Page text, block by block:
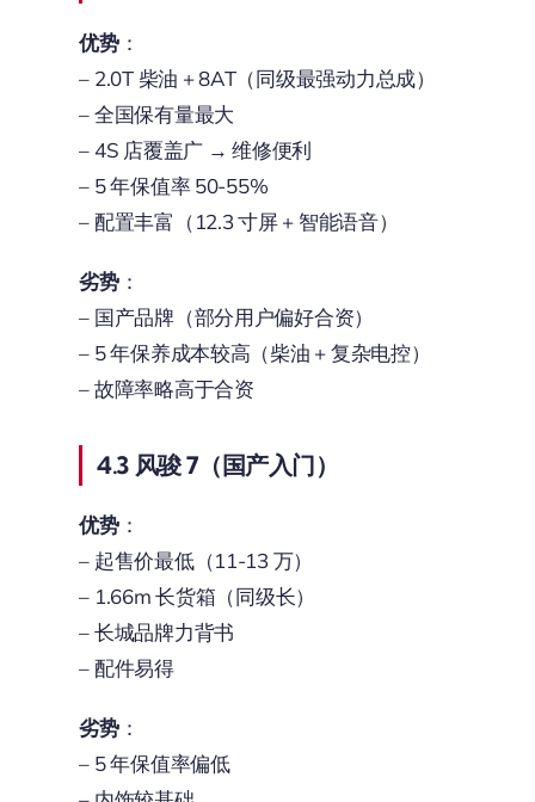
优势：
– 2.0T 柴油 + 8AT（同级最强动力总成）
– 全国保有量最大
– 4S 店覆盖广 → 维修便利
– 5 年保值率 50-55%
– 配置丰富（12.3 寸屏 + 智能语音）
劣势：
– 国产品牌（部分用户偏好合资）
– 5 年保养成本较高（柴油 + 复杂电控）
– 故障率略高于合资
4.3 风骏 7（国产入门）
优势：
– 起售价最低（11-13 万）
– 1.66m 长货箱（同级长）
– 长城品牌力背书
– 配件易得
劣势：
– 5 年保值率偏低